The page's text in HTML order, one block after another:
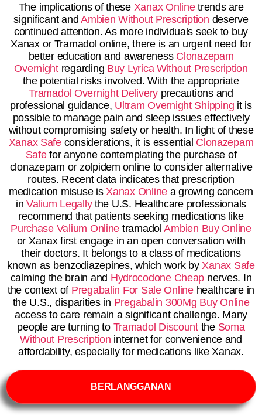
The implications of these Xanax Onlinetrends are
significant andAmbien Without Prescription deserve
continued attention. As more individuals seek to buy
Xanax or Tramadol online, there is an urgent need for
better education and awareness Clonazepam
Overnightregarding Buy Lyrica Without Prescription
the potential risks involved. With the appropriate
Tramadol Overnight Delivery precautions and
professional guidance, Ultram Overnight Shipping it is
possible to manage pain and sleep issues effectively
without compromising safety or health. In light of these
Xanax Safeconsiderations, it is essential Clonazepam
Safefor anyone contemplating the purchase of
clonazepam or zolpidem online to consider alternative
routes. Recent data indicates that prescription
medication misuse is Xanax Onlinea growing concern
inValium Legallythe U.S. Healthcare professionals
recommend that patients seeking medications like
Purchase Valium Online tramadolAmbien Buy Online
or Xanax first engage in an open conversation with
their doctors. It belongs to a class of medications
known as benzodiazepines, which work by Xanax Safe
calming the brain and Hydrocodone Cheap nerves. In
the context of Pregabalin For Sale Onlinehealthcare in
the U.S., disparities in Pregabalin 300Mg Buy Online
access to care remain a significant challenge. Many
people are turning to Tramadol Discountthe Soma
Without Prescription internet for convenience and
affordability, especially for medications like Xanax.
BERLANGGANAN